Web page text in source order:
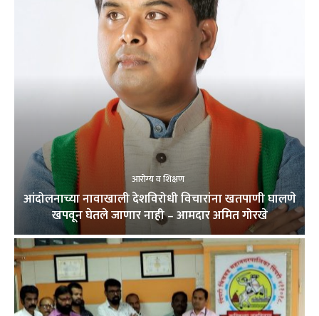
आरोग्य व शिक्षण
आंदोलनाच्या नावाखाली देशविरोधी विचारांना खतपाणी घालणे
खपवून घेतले जाणार नाही – आमदार अमित गोरखे